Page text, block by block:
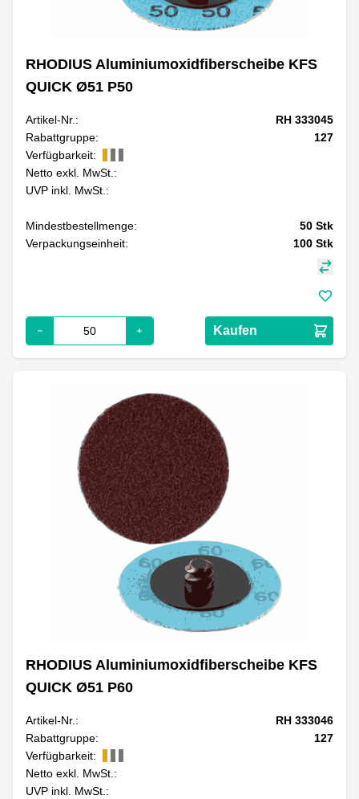
RHODIUS Aluminiumoxidfiberscheibe KFS
QUICK Ø51 P50
Artikel-Nr.:
RH 333045
Rabattgruppe:
127
Verfügbarkeit:
Netto exkl. MwSt.:
UVP inkl. MwSt.:
Mindestbestellmenge: 50 Stk
Verpackungseinheit:
100 Stk
Kaufen
RHODIUS Aluminiumoxidfiberscheibe KFS
QUICK Ø51 P60
Artikel-Nr.:
RH 333046
Rabattgruppe:
127
Verfügbarkeit:
Netto exkl. MwSt.:
UVP inkl. MwSt.: